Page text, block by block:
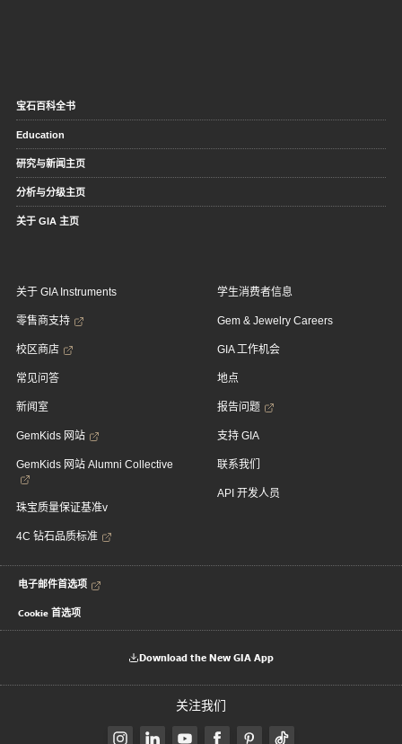
宝石百科全书
Education
研究与新闻主页
分析与分级主页
关于 GIA 主页
关于 GIA Instruments
零售商支持
校区商店
常见问答
新闻室
GemKids 网站
GemKids 网站 Alumni Collective
珠宝质量保证基准v
4C 钻石品质标准
学生消费者信息
Gem & Jewelry Careers
GIA 工作机会
地点
报告问题
支持 GIA
联系我们
API 开发人员
电子邮件首选项
Cookie 首选项
Download the New GIA App
关注我们